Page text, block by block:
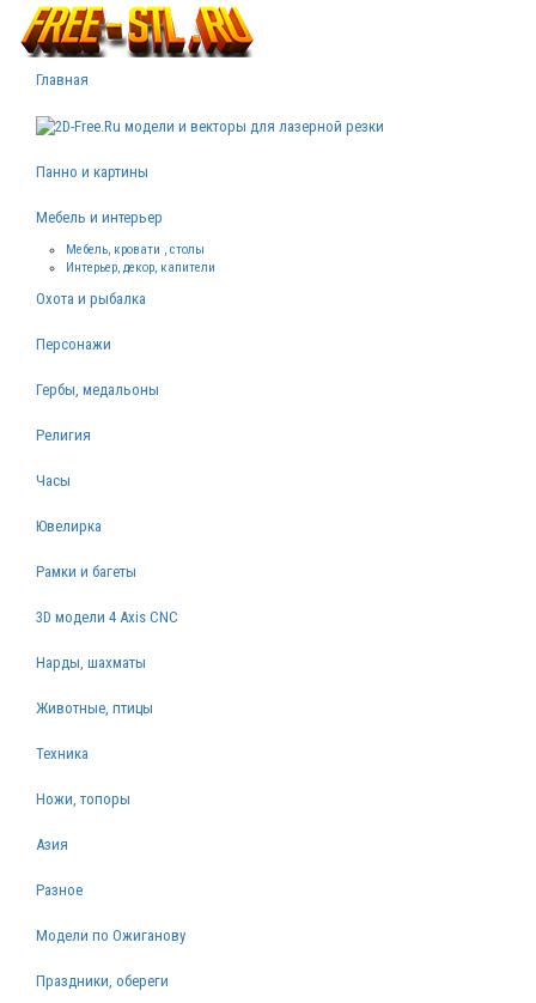
Главная
Панно и картины
Мебель и интерьер
Мебель, кровати , столы
Интерьер, декор, капители
Охота и рыбалка
Персонажи
Гербы, медальоны
Религия
Часы
Ювелирка
Рамки и багеты
3D модели 4 Axis CNC
Нарды, шахматы
Животные, птицы
Техника
Ножи, топоры
Азия
Разное
Модели по Ожиганову
Праздники, обереги